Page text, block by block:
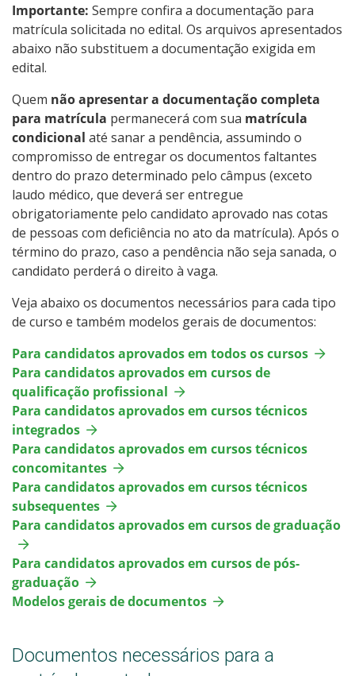
Importante: Sempre confira a documentação para
matrícula solicitada no edital. Os arquivos apresentados
abaixo não substituem a documentação exigida em
edital.
Quem não apresentar a documentação completa
para matrícula permanecerá com sua matrícula
condicional até sanar a pendência, assumindo o
compromisso de entregar os documentos faltantes
dentro do prazo determinado pelo câmpus (exceto
laudo médico, que deverá ser entregue
obrigatoriamente pelo candidato aprovado nas cotas
de pessoas com deficiência no ato da matrícula). Após o
término do prazo, caso a pendência não seja sanada, o
candidato perderá o direito à vaga.
Veja abaixo os documentos necessários para cada tipo
de curso e também modelos gerais de documentos:
Para candidatos aprovados em todos os cursos
Para candidatos aprovados em cursos de
qualificação profissional
Para candidatos aprovados em cursos técnicos
integrados
Para candidatos aprovados em cursos técnicos
concomitantes
Para candidatos aprovados em cursos técnicos
subsequentes
Para candidatos aprovados em cursos de graduação
Para candidatos aprovados em cursos de pós-
graduação
Modelos gerais de documentos
Documentos necessários para a